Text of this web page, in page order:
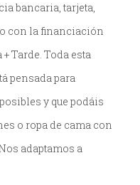
bancaria, tarjeta,
con la financiación
Tarde. Toda esta
pensada para
y que podáis
o ropa de cama con
adaptamos a